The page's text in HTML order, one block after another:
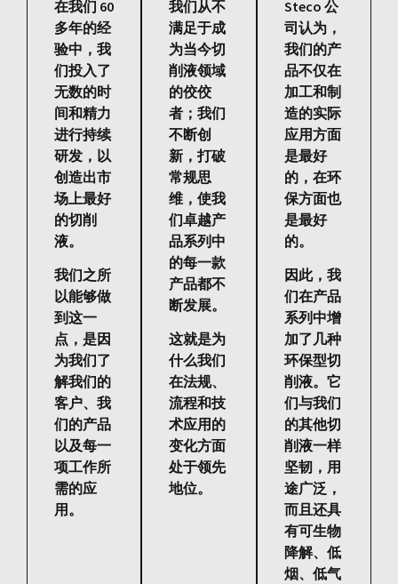
在我们 60
多年的经
验中，我
们投入了
无数的时
间和精力
进行持续
研发，以
创造出市
场上最好
的切削
液。
我们之所
以能够做
到这一
点，是因
为我们了
解我们的
客户、我
们的产品
以及每一
项工作所
需的应
用。
我们从不
满足于成
为当今切
削液领域
的佼佼
者；我们
不断创
新，打破
常规思
维，使我
们卓越产
品系列中
的每一款
产品都不
断发展。
这就是为
什么我们
在法规、
流程和技
术应用的
变化方面
处于领先
地位。
Steco 公
司认为，
我们的产
品不仅在
加工和制
造的实际
应用方面
是最好
的，在环
保方面也
是最好
的。
因此，我
们在产品
系列中增
加了几种
环保型切
削液。它
们与我们
的其他切
削液一样
坚韧，用
途广泛，
而且还具
有可生物
降解、低
烟、低气